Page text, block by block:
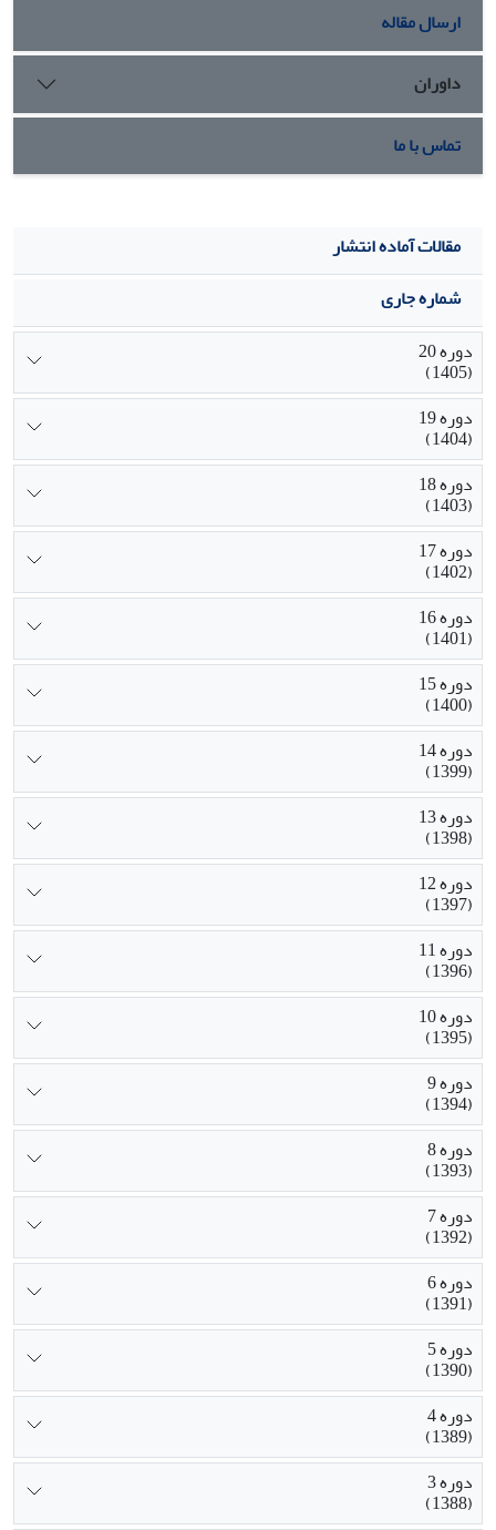
آموختگان3.22
پژوهش2.54
بحث و نتیجه گیری: با توجه به یافته ها گروه شیمی دارویی در
وضعیت نسبتا مطلوبی قرار دارد. این ارزیابی در مقایسه با ارزیابی
های بعدی همچنین در قیاس با دانشگاه های بین المللی می تواند
مفید فایده واقع شود.
ارسال مقاله
داوران
تماس با ما
مقالات آماده انتشار
شماره جاری
دوره 20
(1405)
دوره 19
(1404)
دوره 18
(1403)
دوره 17
(1402)
دوره 16
(1401)
دوره 15
(1400)
دوره 14
(1399)
دوره 13
(1398)
دوره 12
(1397)
دوره 11
(1396)
دوره 10
(1395)
دوره 9
(1394)
دوره 8
(1393)
دوره 7
(1392)
دوره 6
(1391)
دوره 5
(1390)
دوره 4
(1389)
دوره 3
(1388)